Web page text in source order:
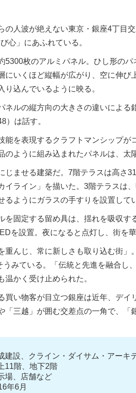
の人波が絶えない東京・銀座4丁目
心」にあふれている。
枚のアルミパネル。ひし形の
にいくほど縦幅が広がり、空に伸
り込んでいるように映る。
ルの縦方向の大きさの違いによる
）は話す。
を表現するクラフトマンシップが
のように組み込まれたパネルは、太
ませる建築だ。7階テラスは高さ
イライン」を描いた。3階テラスは
るようにガラスの手すりを設置して
固定する留め具は、揺れを吸収す
を設置。夜になると点灯し、街を華
んじ、常に新しさも取り込む街」
うみている。「伝統と先進を融合し
温かく受け止められた。
い物客が目立つ銀座は近年、デイ
「三越」が囲む交差点の一角で、「
建設、クライン・ダイサム・アーキ
11階、地下2階
場、店舗など
年6月